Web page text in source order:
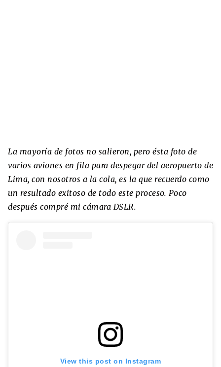
La mayoría de fotos no salieron, pero ésta foto de
varios aviones en fila para despegar del aeropuerto de
Lima, con nosotros a la cola, es la que recuerdo como
un resultado exitoso de todo este proceso. Poco
después compré mi cámara DSLR.
View this post on Instagram